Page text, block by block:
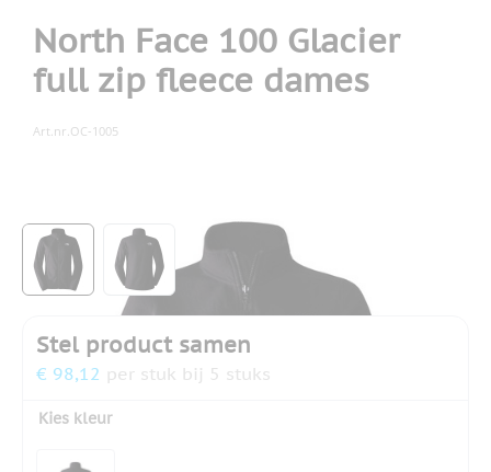
North Face 100 Glacier
full zip fleece dames
Art.nr. OC-1005
View larger imageView larger image
Stel product samen
€ 98,12 per stuk bij 5 stuks
Kies kleur